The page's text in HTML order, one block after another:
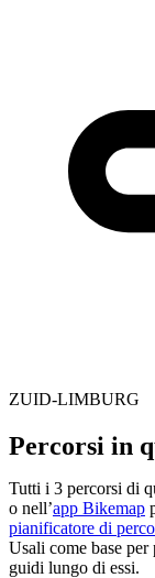
ZUID-LIMBURG
Percorsi in
Tutti i 3 percorsi di
o nell’app Bikemap
pianificatore di
Usali come base
guidi lungo di essi.